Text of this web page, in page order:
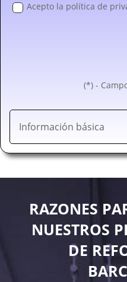
Acepto la política de
(*) -
Información básica
RAZONES
NUESTROS
DE